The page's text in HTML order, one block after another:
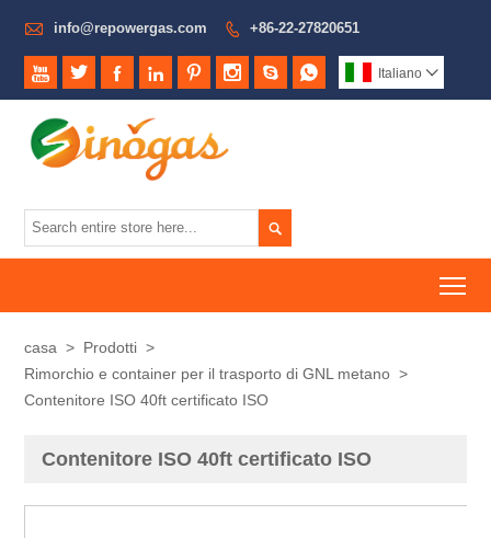
 info@repowergas.com  +86-22-27820651
        Italiano 

casa > Prodotti >
Rimorchio e container per il trasporto di GNL metano >
Contenitore ISO 40ft certificato ISO
Contenitore ISO 40ft certificato ISO